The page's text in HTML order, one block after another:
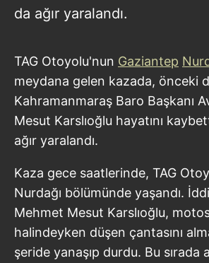
da ağır yaralandı.
TAG Otoyolu'nun Gaziantep
meydana gelen kazada, önceki
Kahramanmaraş Baro Başkanı
Mesut Karslıoğlu hayatını
ağır yaralandı.
Kaza gece saatlerinde, TAG
Nurdağı bölümünde yaşandı.
Mehmet Mesut Karslıoğlu,
halindeyken düşen çantasını
şeride yanaşıp durdu. Bu sırada